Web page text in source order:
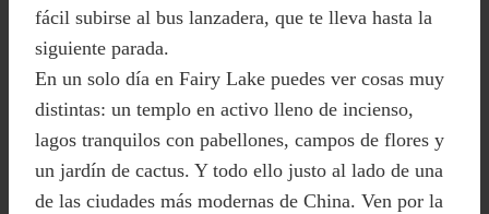
fácil subirse al bus lanzadera, que te lleva hasta la
siguiente parada.
En un solo día en Fairy Lake puedes ver cosas muy
distintas: un templo en activo lleno de incienso,
lagos tranquilos con pabellones, campos de flores y
un jardín de cactus. Y todo ello justo al lado de una
de las ciudades más modernas de China. Ven por la